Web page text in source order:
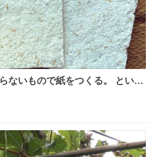
ないもので紙をつくる。 という
ドが紙に変身しました😂